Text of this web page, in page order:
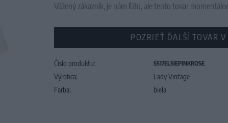
Vážený zákazník, je nám ľúto, ale tento tovar
POZRIEŤ ĎALŠÍ TOVAR V
Číslo produktu: SS17ELSIEPINKROSE
Výrobca:
Lady Vintage
Farba:
biela